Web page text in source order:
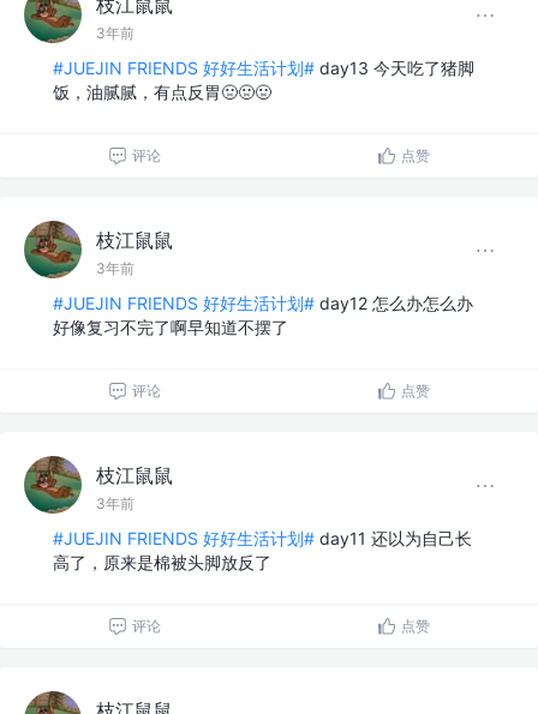
3年前
#JUEJIN FRIENDS 好好生活计划# day13 今天吃了猪脚
饭，油腻腻，有点反胃🤢🤢🤢
评论 点赞
枝江鼠鼠
3年前
#JUEJIN FRIENDS 好好生活计划# day12 怎么办怎么办
好像复习不完了啊早知道不摆了
评论 点赞
枝江鼠鼠
3年前
#JUEJIN FRIENDS 好好生活计划# day11 还以为自己长
高了，原来是棉被头脚放反了
评论 点赞